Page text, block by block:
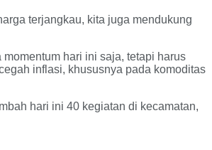
terjangkau, kita juga mendukung
hari ini saja, tetapi harus
inflasi, khususnya pada komoditas
hari ini 40 kegiatan di kecamatan,